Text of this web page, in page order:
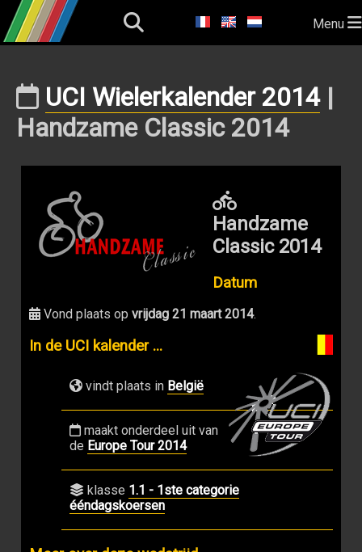
Menu
UCI Wielerkalender 2014|
Handzame Classic 2014
Handzame
Classic 2014
Datum
Vond plaats op vrijdag 21 maart 2014.
In de UCI kalender ...
vindt plaats in België
maakt onderdeel uit van
de Europe Tour 2014
klasse 1.1 - 1ste categorie
ééndagskoersen